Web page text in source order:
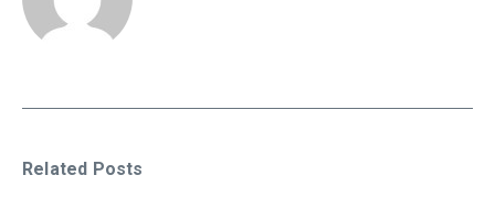
Related Posts